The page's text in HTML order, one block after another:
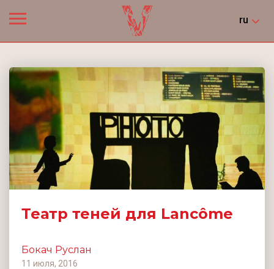
ru
Театр теней для Lancôme
Бокач Руслан
11 июля, 2016